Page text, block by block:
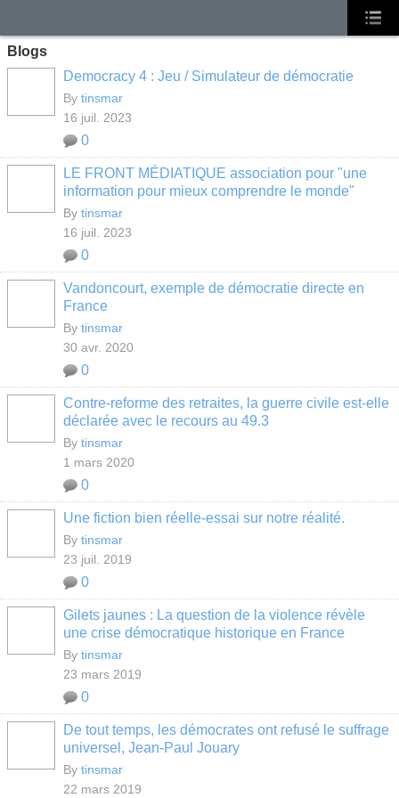
Blogs
Democracy 4 : Jeu / Simulateur de démocratie
By tinsmar
16 juil. 2023
0
LE FRONT MÉDIATIQUE association pour "une
information pour mieux comprendre le monde"
By tinsmar
16 juil. 2023
0
Vandoncourt, exemple de démocratie directe en
France
By tinsmar
30 avr. 2020
0
Contre-reforme des retraites, la guerre civile est-elle
déclarée avec le recours au 49.3
By tinsmar
1 mars 2020
0
Une fiction bien réelle-essai sur notre réalité.
By tinsmar
23 juil. 2019
0
Gilets jaunes : La question de la violence révèle
une crise démocratique historique en France
By tinsmar
23 mars 2019
0
De tout temps, les démocrates ont refusé le suffrage
universel, Jean-Paul Jouary
By tinsmar
22 mars 2019